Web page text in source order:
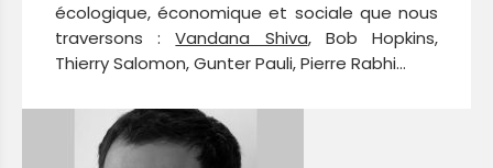
écologique, économique et sociale que nous
traversons :Vandana Shiva, Bob Hopkins,
Thierry Salomon, Gunter Pauli, Pierre Rabhi…